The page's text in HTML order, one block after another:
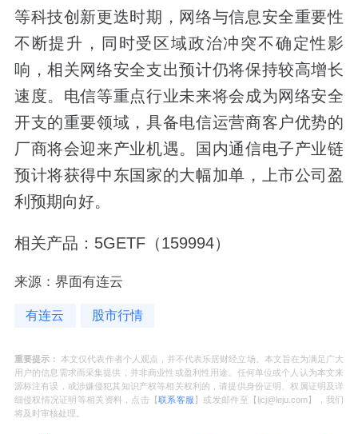
等科技创新更迭时期，网络与信息安全重要性
不断提升，同时受区域政治冲突不确定性影
响，相关网络安全支出预计仍将保持较高增长
速度。电信等重点行业未来将会成为网络安全
开支的重要领域，具备电信运营商客户优势的
厂商将会迎来产业机遇。国内通信电子产业链
预计将获得中东国家的大幅加单，上市公司盈
利预期向好。
相关产品：5GETF（159994）
来源：界面有连云
有连云 股市行情
重要提示： 本文仅代表作者个人观点，并不代表乐居财经立场。本文旨在为满足广大
用户的信息需求而采集提供，并非商业性或盈利性用途。任何单位或个人认为本文来
源标注有误，或涉嫌侵犯其知识产权等相关权利的，请提供身份证明、权属证明及详
细侵权情况证明等相关资料，点击【联系客服 】或发邮件至【ljcj@leju.com】，我们
将及时审核处理。